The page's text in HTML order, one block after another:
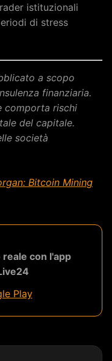
istituzionali
di stress
a scopo
finanziaria.
comporta rischi
del capitale.
società
Bitcoin Mining
reale con l'app
Play